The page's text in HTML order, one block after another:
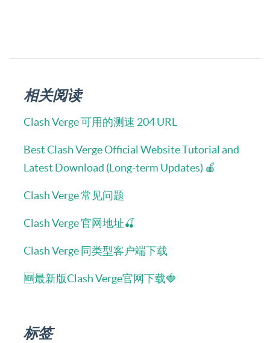
相关阅读
Clash Verge 可用的测速 204 URL
Best Clash Verge Official Website Tutorial and
Latest Download (Long-term Updates) 🍎
Clash Verge 常见问题
Clash Verge 官网地址🍒
Clash Verge 同类型客户端下载
🆕最新版Clash Verge官网下载🍓
标签